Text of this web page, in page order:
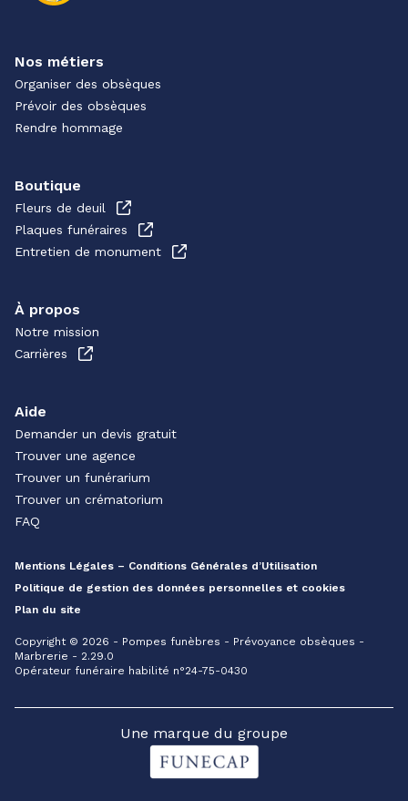
Nos métiers
Organiser des obsèques
Prévoir des obsèques
Rendre hommage
Boutique
Fleurs de deuil
Plaques funéraires
Entretien de monument
À propos
Notre mission
Carrières
Aide
Demander un devis gratuit
Trouver une agence
Trouver un funérarium
Trouver un crématorium
FAQ
Mentions Légales – Conditions Générales d’Utilisation
Politique de gestion des données personnelles et cookies
Plan du site
Copyright © 2026 - Pompes funèbres - Prévoyance obsèques -
Marbrerie - 2.29.0
Opérateur funéraire habilité n°24-75-0430
Une marque du groupe